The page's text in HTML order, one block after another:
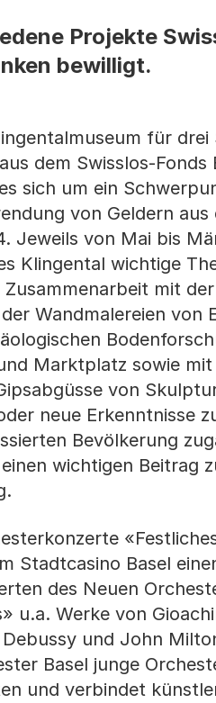
Projekte
bewilligt.
für drei
dem Swisslos-
sich um ein
von Geldern aus
Jeweils von Mai bis
Klingental wichtige
mit
Wandmalereien von
Marktplatz sowie
von
neue Erkenntnisse
Bevölkerung
wichtigen Beitrag
Stadtcasino Basel
des Neuen
u.a. Werke von
und John
Basel junge
und verbindet